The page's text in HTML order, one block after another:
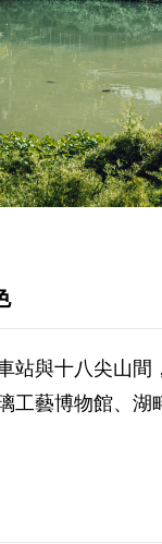
站與十八尖山
工藝博物館、湖